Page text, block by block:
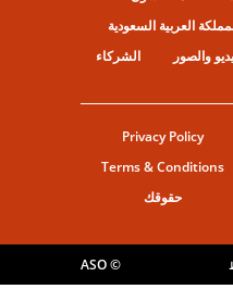
العربية السعودية
والصور الشركاء
Privacy Policy
Terms & Conditions
حقوقك
© ASO